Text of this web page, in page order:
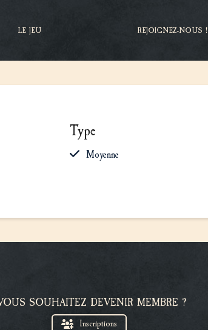
LE JEU REJOIGNEZ-NOUS !
Type
Moyenne
SOUHAITEZ DEVENIR MEMBRE ?
Inscriptions